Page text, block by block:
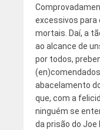
excessivos para
mortais. Daí, a
ao alcance de
por todos,
abacelamento
que, com a
ninguém se
da prisão do